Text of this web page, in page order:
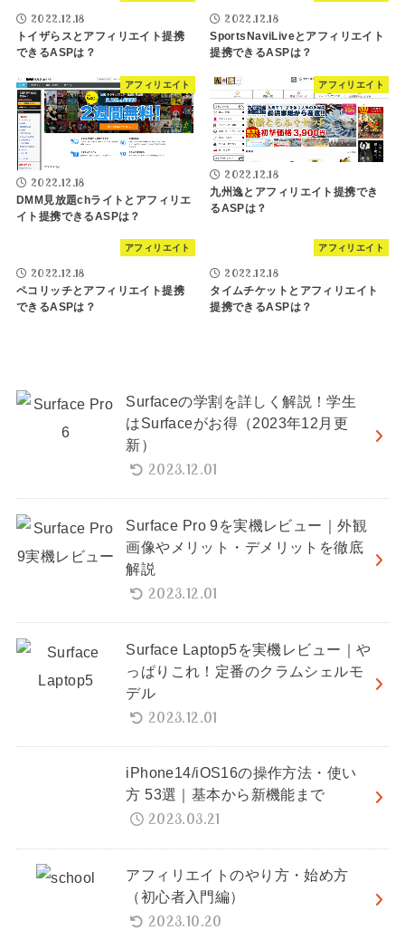
2022.12.18
トイザらスとアフィリエイト提携
できるASPは？
2022.12.18
SportsNaviLiveとアフィリエイト
提携できるASPは？
アフィリエイト
2022.12.18
DMM見放題chライトとアフィリエ
イト提携できるASPは？
アフィリエイト
2022.12.18
九州逸とアフィリエイト提携でき
るASPは？
アフィリエイト
2022.12.18
ペコリッチとアフィリエイト提携
できるASPは？
アフィリエイト
2022.12.18
タイムチケットとアフィリエイト
提携できるASPは？
Surfaceの学割を詳しく解説！学生
はSurfaceがお得（2023年12月更
新）
2023.12.01
Surface Pro 9を実機レビュー｜外観
画像やメリット・デメリットを徹底
解説
2023.12.01
Surface Laptop5を実機レビュー｜や
っぱりこれ！定番のクラムシェルモ
デル
2023.12.01
iPhone14/iOS16の操作方法・使い
方 53選｜基本から新機能まで
2023.03.21
アフィリエイトのやり方・始め方
（初心者入門編）
2023.10.20